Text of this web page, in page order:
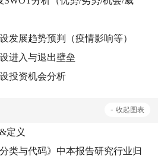
发展趋势预判（疫情影响等）
进入与退出壁垒
投资机会分析
- 收起图表
定义
类与代码》中本报告研究行业归